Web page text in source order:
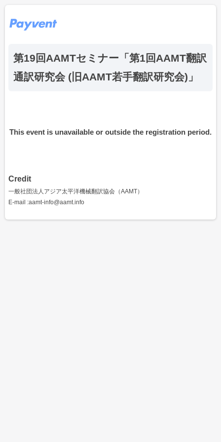
第19回AAMTセミナー「第1回AAMT翻訳
通訳研究会 (旧AAMT若手翻訳研究会)」
This event is unavailable or outside the registration period.
Credit
一般社団法人アジア太平洋機械翻訳協会（AAMT）
E-mail :aamt-info@aamt.info